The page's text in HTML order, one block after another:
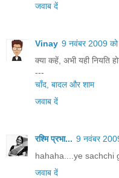
जवाब दें
Vinay 9 नवंबर 2009
क्या कहें, अभी यही नियति
---
चाँद, बादल और शाम
जवाब दें
रश्मि प्रभा... 9 नवंबर
hahaha....ye sachchi
जवाब दें